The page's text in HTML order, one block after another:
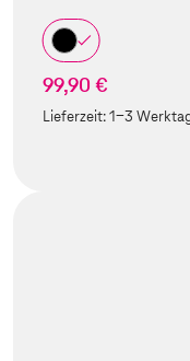
99,90 €
Lieferzeit:1-3